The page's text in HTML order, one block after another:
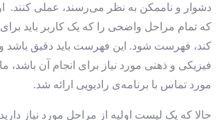
دشوار و ناممکن به نظر می‌رسند، عملی کنند.
که تمام مراحل واضحی را که یک کاربر باید
کند، فهرست شود. این فهرست باید دقیق باشد
فیزیکی و ذهنی مورد نیاز برای انجام آن باشد،
مورد تماس با برنامه‌ی رادیویی ارائه شد.
حالا که یک لیست اولیه از مراحل مورد نیاز